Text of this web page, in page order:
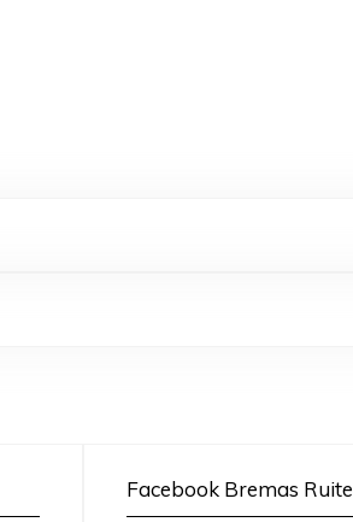
Facebook Bremas